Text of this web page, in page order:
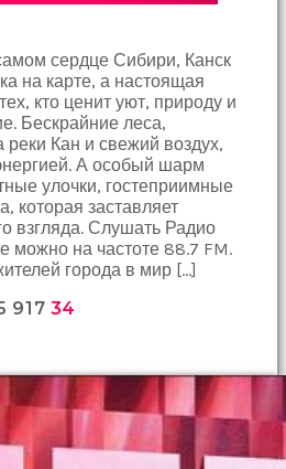
сердце Сибири, Канск
на карте, а настоящая
кто ценит уют, природу и
Бескрайние леса,
Кан и свежий воздух,
А особый шарм
улочки, гостеприимные
которая заставляет
взгляда. Слушать Радио
на частоте 88.7 FM.
города в мир […]
917 34